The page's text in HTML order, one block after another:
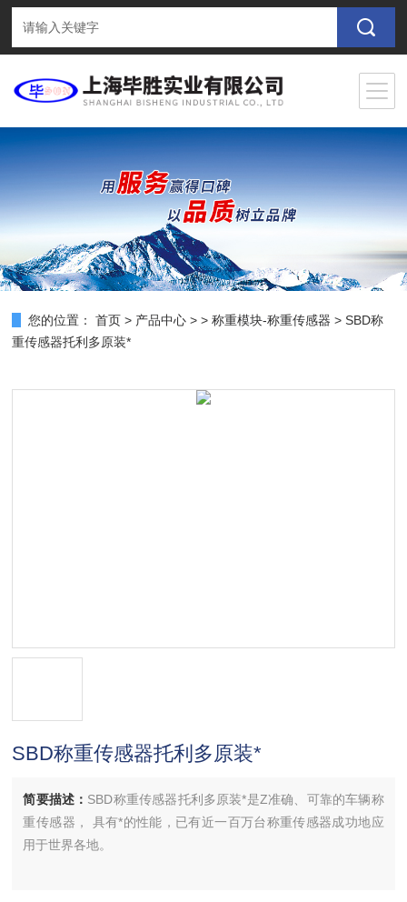
您的位置： 首页 > 产品中心 > >称重模块-称重传感器 > SBD称
重传感器托利多原装*
SBD称重传感器托利多原装*
简要描述： SBD称重传感器托利多原装*是Z准确、可靠的车辆称
重传感器， 具有*的性能，已有近一百万台称重传感器成功地应
用于世界各地。